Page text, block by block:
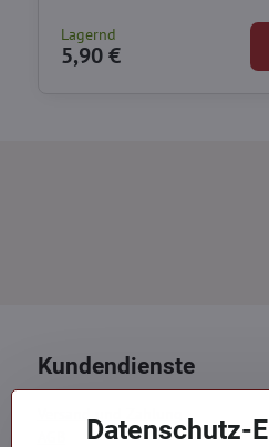
Lagernd
5,90 €
Kundendienste
Datenschutz-